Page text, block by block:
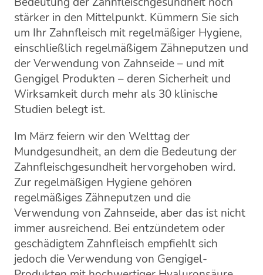
stärker in den Mittelpunkt. Kümmern Sie sich
um Ihr Zahnfleisch mit regelmäßiger Hygiene,
einschließlich regelmäßigem Zähneputzen und
der Verwendung von Zahnseide – und mit
Gengigel Produkten – deren Sicherheit und
Wirksamkeit durch mehr als 30 klinische
Studien belegt ist.
Im März feiern wir den Welttag der
Mundgesundheit, an dem die Bedeutung der
Zahnfleischgesundheit hervorgehoben wird.
Zur regelmäßigen Hygiene gehören
regelmäßiges Zähneputzen und die
Verwendung von Zahnseide, aber das ist nicht
immer ausreichend. Bei entzündetem oder
geschädigtem Zahnfleisch empfiehlt sich
jedoch die Verwendung von Gengigel-